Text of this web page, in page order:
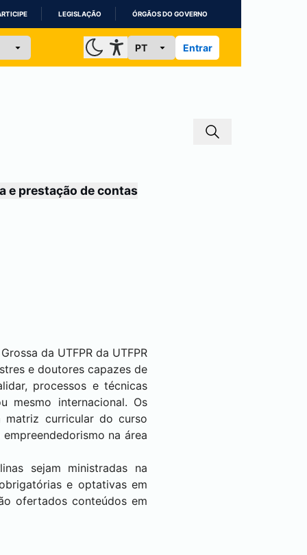
LEGISLAÇÃO ÓRGÃOS DO GOVERNO
Entrar
e prestação de contas
da UTFPR da UTFPR
e doutores capazes de
processos e técnicas
mesmo internacional. Os
matriz curricular do curso
na área
sejam ministradas na
e optativas em
ofertados conteúdos em